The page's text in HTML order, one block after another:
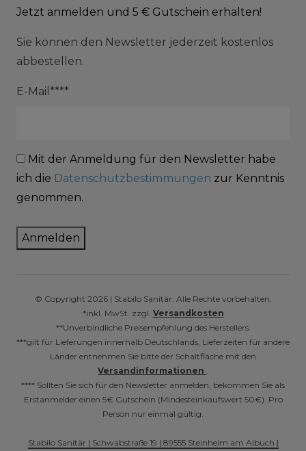
Jetzt anmelden und 5 € Gutschein erhalten!
Sie können den Newsletter jederzeit kostenlos
abbestellen.
E-Mail****
Mit der Anmeldung für den Newsletter habe
ich die Datenschutzbestimmungen zur Kenntnis
genommen.
Anmelden
© Copyright 2026 | Stabilo Sanitär. Alle Rechte vorbehalten.
*inkl. MwSt. zzgl. Versandkosten
**Unverbindliche Preisempfehlung des Herstellers.
***gilt für Lieferungen innerhalb Deutschlands, Lieferzeiten für andere
Länder entnehmen Sie bitte der Schaltfläche mit den
Versandinformationen
**** Sollten Sie sich für den Newsletter anmelden, bekommen Sie als
Erstanmelder einen 5€ Gutschein (Mindesteinkaufswert 50€). Pro
Person nur einmal gültig.
Stabilo Sanitär | Schwabstraße 19 | 89555 Steinheim am Albuch |